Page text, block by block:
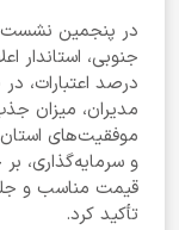
در پنجمین نشست
درصد اعتبارات،
مدیران، میزان
موفقیت‌های
و سرمایه‌گذاری،
قیمت مناسب و
تأکید کرد.